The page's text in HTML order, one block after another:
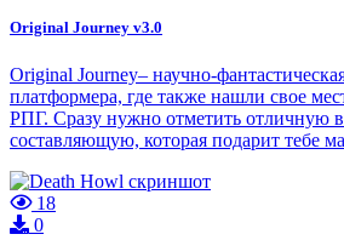
Original Journey v3.0
Original Journey– научно-
платформера, где также нашли свое
РПГ. Сразу нужно отметить отличную
составляющую, которая подарит тебе
18
0